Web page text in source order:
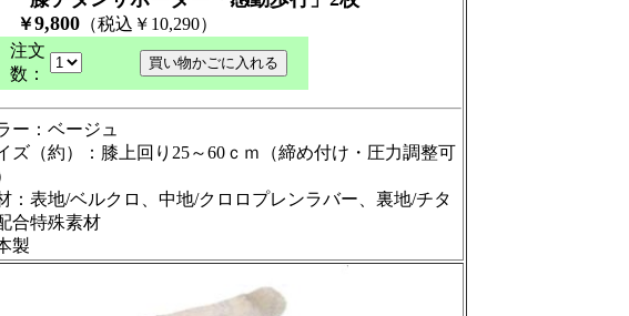
9,800 （税込￥10,290）
注文
数：
ー：ベージュ
ズ（約）：膝上回り25～60ｃｍ（締め付け・圧力調整可
：表地/ベルクロ、中地/クロロプレンラバー、裏地/チタ
合特殊素材
製